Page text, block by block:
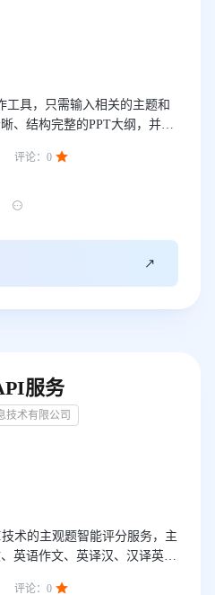
工具，只需输入相关的主题和
、结构完整的PPT大纲，并智
一套更高效、更专业的专属
，为企业发展注入新动力。
评论： 0 


服务
技术有限公司
术的主观题智能评分服务，主
英语作文、英译汉、汉译英等
评论： 0 